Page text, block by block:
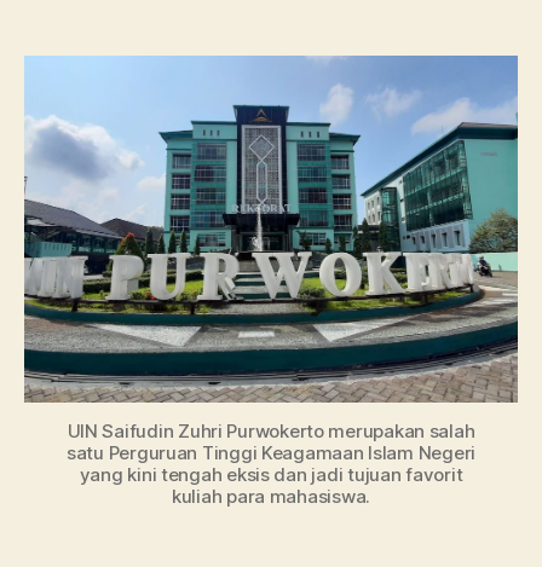
di
UIN
Saifuddin
Zuhri
Purwokerto
UIN Saifudin Zuhri Purwokerto merupakan salah
satu Perguruan Tinggi Keagamaan Islam Negeri
yang kini tengah eksis dan jadi tujuan favorit
kuliah para mahasiswa.